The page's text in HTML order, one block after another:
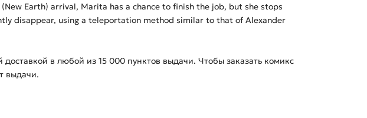
Earth) arrival, Marita has a chance to finish the job, but she stops
disappear, using a teleportation method similar to that of Alexander
доставкой в любой из 15 000 пунктов выдачи. Чтобы заказать комикс
выдачи.